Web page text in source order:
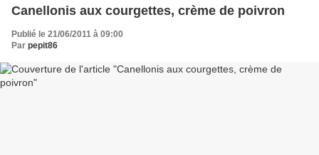
Canellonis aux courgettes, crème de poivron
Publié le 21/06/2011 à 09:00
Par pepit86